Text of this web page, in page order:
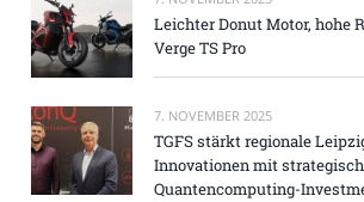
Leichter Donut Motor, hohe
Verge TS Pro
7. NOVEMBER 2025
TGFS stärkt regionale
Innovationen mit
Quantencomputing-